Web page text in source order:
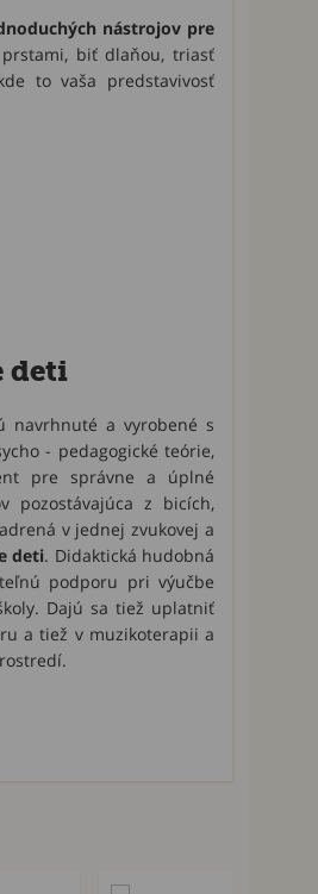
nástrojov pre
biť dlaňou, triasť
to vaša predstavivosť
deti
navrhnuté a vyrobené s
- pedagogické teórie,
pre správne a úplné
pozostávajúca z bicích,
v jednej zvukovej a
deti. Didaktická hudobná
podporu pri výučbe
Dajú sa tiež uplatniť
a tiež v muzikoterapii a